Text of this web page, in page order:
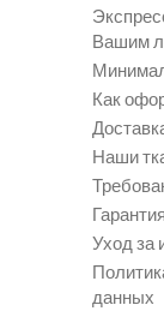
Вашим
Как
Наши
Уход за
данных